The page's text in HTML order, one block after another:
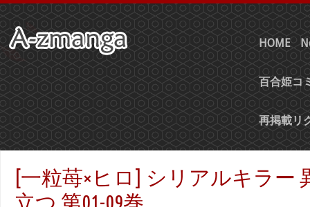
HOME
百合姫コ
再掲載リ
[一粒苺×ヒロ] シリアルキラー
立つ 第01-09巻